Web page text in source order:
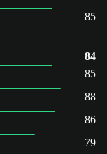
85
84
85
88
86
79